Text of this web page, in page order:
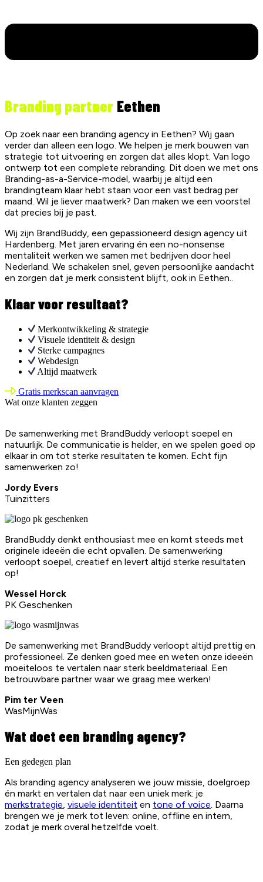
Branding partner Eethen
Op zoek naar een branding agency in Eethen? Wij gaan
verder dan alleen een logo. We helpen je merk bouwen van
strategie tot uitvoering en zorgen dat alles klopt. Van logo
ontwerp tot een complete rebranding. Dit doen we met ons
Branding-as-a-Service-model, waarbij je altijd een
brandingteam klaar hebt staan voor een vast bedrag per
maand. Wil je liever maatwerk? Dan maken we een voorstel
dat precies bij je past.
Wij zijn BrandBuddy, een gepassioneerd design agency uit
Hardenberg. Met jaren ervaring én een no-nonsense
mentaliteit werken we samen met bedrijven door heel
Nederland. We schakelen snel, geven persoonlijke aandacht
en zorgen dat je merk consistent blijft, ook in Eethen..
Klaar voor resultaat?
Merkontwikkeling & strategie
Visuele identiteit & design
Sterke campagnes
Webdesign
Altijd maatwerk
Gratis merkscan aanvragen
Wat onze klanten zeggen
De samenwerking met BrandBuddy verloopt soepel en
natuurlijk. De communicatie is helder, en we spelen goed op
elkaar in om tot sterke resultaten te komen. Echt fijn
samenwerken zo!
Jordy Evers
Tuinzitters
BrandBuddy denkt enthousiast mee en komt steeds met
originele ideeën die echt opvallen. De samenwerking
verloopt soepel, creatief en levert altijd sterke resultaten
op!
Wessel Horck
PK Geschenken
De samenwerking met BrandBuddy verloopt altijd prettig en
professioneel. Ze denken goed mee en weten onze ideeën
moeiteloos te vertalen naar sterk beeldmateriaal. Een
betrouwbare partner waar we graag mee werken!
Pim ter Veen
WasMijnWas
Wat doet een branding agency?
Een gedegen plan
Als branding agency analyseren we jouw missie, doelgroep
én markt en vertalen dat naar een uniek merk: je
merkstrategie, visuele identiteit en tone of voice. Daarna
brengen we je merk tot leven: online, offline en intern,
zodat je merk overal hetzelfde voelt.